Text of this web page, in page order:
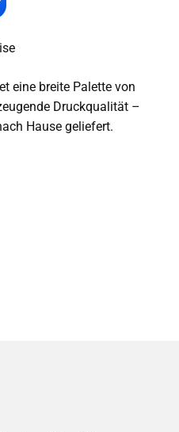
eine breite Palette von
Druckqualität –
Hause geliefert.